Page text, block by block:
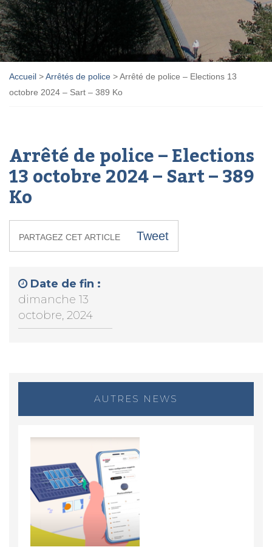
Accueil >Arrêtés de police >Arrêté de police – Elections 13
octobre 2024 – Sart – 389 Ko
Arrêté de police – Elections
13 octobre 2024 – Sart – 389
Ko
PARTAGEZ CET ARTICLE Tweet
Date de fin :
dimanche 13
octobre, 2024
AUTRES NEWS